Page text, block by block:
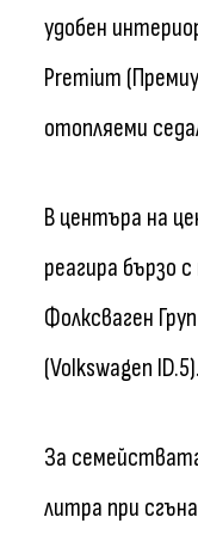
удобен
Premium
отопляеми
В центъра на
реагира бързо
Фолксваген
(Volkswagen ID.5).
За
литра при